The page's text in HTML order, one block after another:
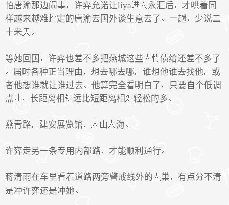
怕唐渝那边闹事 许弈允诺让liya 永汇后
才哄着同
样越来越难
定的唐渝去国外谈生意去了 一趟
少说二
十来
等她回国 许弈也差不多把燕城这些
债给还差不多了
届时各种正当理由
想去哪去哪 谁想他谁去找他
或
者他想谁就让谁过去
他算完全看明白了
只要自个低调
点
长距离相 远比短距离相 轻松的多
燕青路 建安展览馆 山 海
许弈走另一条专用内部路 才能顺利通行
蒋清雨在车里看着道路两旁警戒线外的 巢
有点分不清
是冲许弈还是冲她